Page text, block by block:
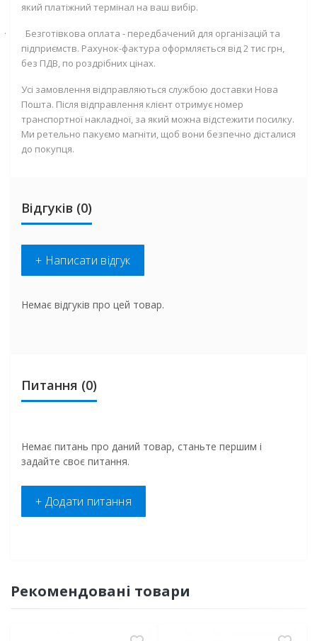
який платіжний термінал на ваш вибір.
·
Безготівкова оплата - передбачений для організацій та
підприємств. Рахунок-фактура оформляється від 2 тис грн,
без ПДВ, по роздрібних цінах.
Усі замовлення відправляються службою доставки Нова
Пошта. Після відправлення клієнт отримує номер
транспортної накладної, за який можна відстежити посилку.
Ми ретельно пакуємо магніти, щоб вони безпечно дісталися
до покупця.
Відгуків (0)
+ Написати відгук
Немає відгуків про цей товар.
Питання (0)
Немає питань про даний товар, станьте першим і
задайте своє питання.
+ Додати питання
Рекомендовані товари